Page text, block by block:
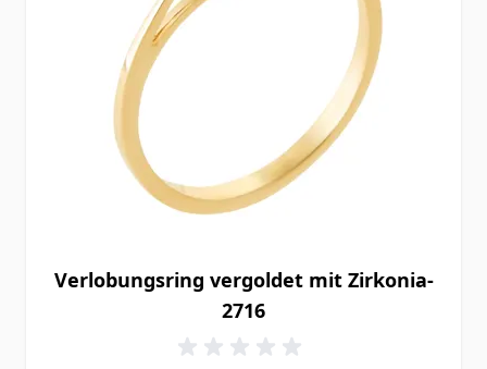
Verlobungsring vergoldet mit Zirkonia-
2716